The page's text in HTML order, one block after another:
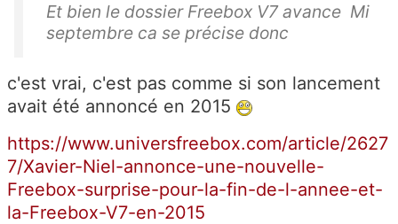
Et bien le dossier Freebox V7 avance Mi
septembre ca se précise donc
c'est vrai, c'est pas comme si son lancement
avait été annoncé en 2015
https://www.universfreebox.com/article/2627
7/Xavier-Niel-annonce-une-nouvelle-
Freebox-surprise-pour-la-fin-de-l-annee-et-
la-Freebox-V7-en-2015